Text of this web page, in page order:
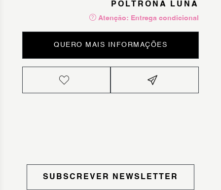
POLTRONA LUNA
Atenção: Entrega condicional
QUERO MAIS INFORMAÇÕES
SUBSCREVER NEWSLETTER